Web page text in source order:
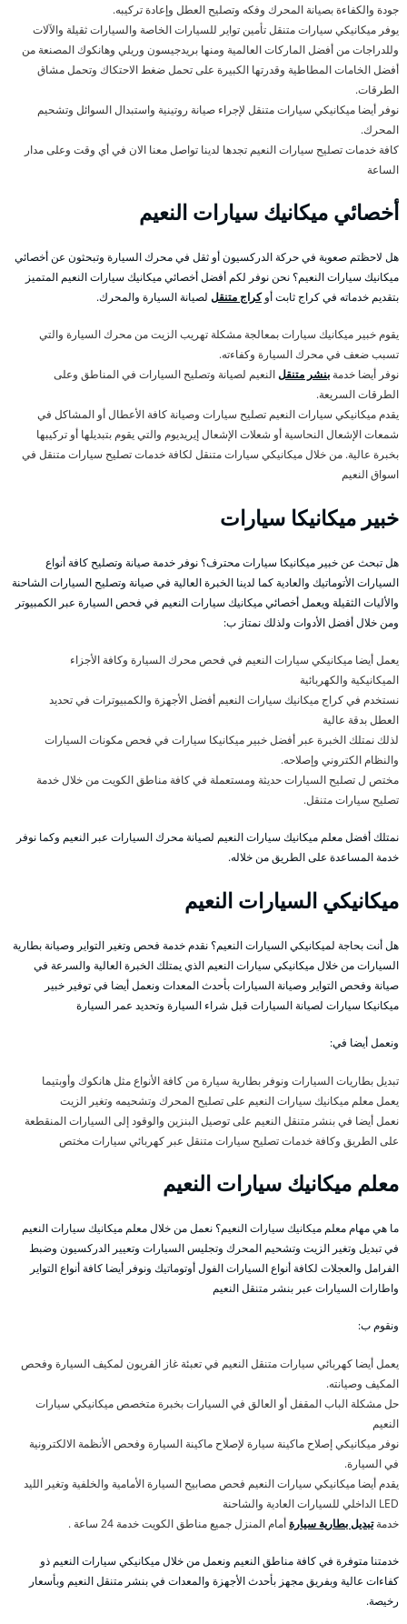
جودة والكفاءة بصيانة المحرك وفكه وتصليح العطل وإعادة تركيبه.
يوفر ميكانيكي سيارات متنقل تأمين تواير للسيارات الخاصة والسيارات ثقيلة والآلات
وللدراجات من أفضل الماركات العالمية ومنها بريدجيسون وريلي وهانكوك المصنعة من
أفضل الخامات المطاطية وقدرتها الكبيرة على تحمل ضغط الاحتكاك وتحمل مشاق
الطرقات.
نوفر أيضا ميكانيكي سيارات متنقل لإجراء صيانة روتينية واستبدال السوائل وتشحيم
المحرك.
كافة خدمات تصليح سيارات النعيم تجدها لدينا تواصل معنا الان في أي وقت وعلى مدار
الساعة
أخصائي ميكانيك سيارات النعيم
هل لاحظتم صعوبة في حركة الدركسيون أو ثقل في محرك السيارة وتبحثون عن أخصائي
ميكانيك سيارات النعيم؟ نحن نوفر لكم أفضل أخصائي ميكانيك سيارات النعيم المتميز
بتقديم خدماته في كراج ثابت أوكراج متنقل لصيانة السيارة والمحرك.
يقوم خبير ميكانيك سيارات بمعالجة مشكلة تهريب الزيت من محرك السيارة والتي
تسبب ضعف في محرك السيارة وكفاءته.
نوفر أيضا خدمة بنشر متنقلالنعيم لصيانة وتصليح السيارات في المناطق وعلى
الطرقات السريعة.
يقدم ميكانيكي سيارات النعيم تصليح سيارات وصيانة كافة الأعطال أو المشاكل في
شمعات الإشعال النحاسية أو شعلات الإشعال إيريديوم والتي يقوم بتبديلها أو تركيبها
بخبرة عالية. من خلال ميكانيكي سيارات متنقل لكافة خدمات تصليح سيارات متنقل في
اسواق النعيم
خبير ميكانيكا سيارات
هل تبحث عن خبير ميكانيكا سيارات محترف؟ نوفر خدمة صيانة وتصليح كافة أنواع
السيارات الأتوماتيك والعادية كما لدينا الخبرة العالية في صيانة وتصليح السيارات الشاحنة
والأليات الثقيلة ويعمل أخصائي ميكانيك سيارات النعيم في فحص السيارة عبر الكمبيوتر
ومن خلال أفضل الأدوات ولذلك نمتاز ب:
يعمل أيضا ميكانيكي سيارات النعيم في فحص محرك السيارة وكافة الأجزاء
الميكانيكية والكهربائية
نستخدم في كراج ميكانيك سيارات النعيم أفضل الأجهزة والكمبيوترات في تحديد
العطل بدقة عالية
لذلك نمتلك الخبرة عبر أفضل خبير ميكانيكا سيارات في فحص مكونات السيارات
والنظام الكتروني وإصلاحه.
مختص ل تصليح السيارات حديثة ومستعملة في كافة مناطق الكويت من خلال خدمة
تصليح سيارات متنقل.
نمتلك أفضل معلم ميكانيك سيارات النعيم لصيانة محرك السيارات عبر النعيم وكما نوفر
خدمة المساعدة على الطريق من خلاله.
ميكانيكي السيارات النعيم
هل أنت بحاجة لميكانيكي السيارات النعيم؟ نقدم خدمة فحص وتغير التواير وصيانة بطارية
السيارات من خلال ميكانيكي سيارات النعيم الذي يمتلك الخبرة العالية والسرعة في
صيانة وفحص التواير وصيانة السيارات بأحدث المعدات ونعمل أيضا في توفير خبير
ميكانيكا سيارات لصيانة السيارات قبل شراء السيارة وتحديد عمر السيارة
ونعمل أيضا في:
تبديل بطاريات السيارات ونوفر بطارية سيارة من كافة الأنواع مثل هانكوك وأوبتيما
يعمل معلم ميكانيك سيارات النعيم على تصليح المحرك وتشحيمه وتغير الزيت
نعمل أيضا في بنشر متنقل النعيم على توصيل البنزين والوقود إلى السيارات المنقطعة
على الطريق وكافة خدمات تصليح سيارات متنقل عبر كهربائي سيارات مختص
معلم ميكانيك سيارات النعيم
ما هي مهام معلم ميكانيك سيارات النعيم؟ نعمل من خلال معلم ميكانيك سيارات النعيم
في تبديل وتغير الزيت وتشحيم المحرك وتجليس السيارات وتعيير الدركسيون وضبط
الفرامل والعجلات لكافة أنواع السيارات الفول أوتوماتيك ونوفر أيضا كافة أنواع التواير
واطارات السيارات عبر بنشر متنقل النعيم
ونقوم ب:
يعمل أيضا كهربائي سيارات متنقل النعيم في تعبئة غاز الفريون لمكيف السيارة وفحص
المكيف وصيانته.
حل مشكلة الباب المقفل أو العالق في السيارات بخبرة متخصص ميكانيكي سيارات
النعيم
نوفر ميكانيكي إصلاح ماكينة سيارة لإصلاح ماكينة السيارة وفحص الأنظمة الالكترونية
في السيارة.
يقدم أيضا ميكانيكي سيارات النعيم فحص مصابيح السيارة الأمامية والخلفية وتغير الليد
LED الداخلي للسيارات العادية والشاحنة
خدمةتبديل بطارية سيارةأمام المنزل جميع مناطق الكويت خدمة 24 ساعة .
خدمتنا متوفرة في كافة مناطق النعيم ونعمل من خلال ميكانيكي سيارات النعيم ذو
كفاءات عالية وبفريق مجهز بأحدث الأجهزة والمعدات في بنشر متنقل النعيم وبأسعار
رخيصة.